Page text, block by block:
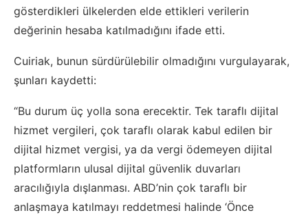
gösterdikleri ülkelerden elde ettikleri verilerin
değerinin hesaba katılmadığını ifade etti.
Cuiriak, bunun sürdürülebilir olmadığını vurgulayarak,
şunları kaydetti:
“Bu durum üç yolla sona erecektir. Tek taraflı dijital
hizmet vergileri, çok taraflı olarak kabul edilen bir
dijital hizmet vergisi, ya da vergi ödemeyen dijital
platformların ulusal dijital güvenlik duvarları
aracılığıyla dışlanması. ABD’nin çok taraflı bir
anlaşmaya katılmayı reddetmesi halinde ‘Önce